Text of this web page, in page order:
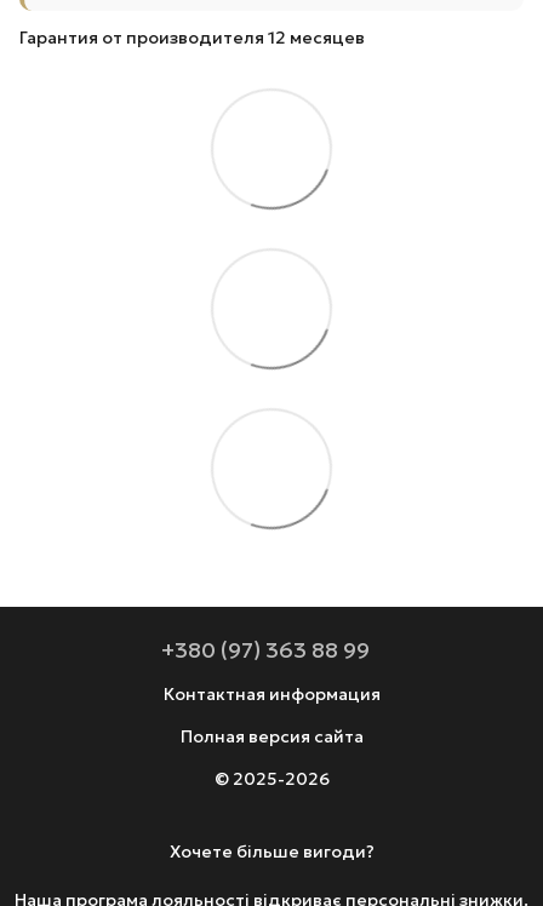
Гарантия от производителя 12 месяцев
+380 (97) 363 88 99
Контактная информация
Полная версия сайта
© 2025-2026
Хочете більше вигоди?
Наша програма лояльності відкриває персональні знижки.